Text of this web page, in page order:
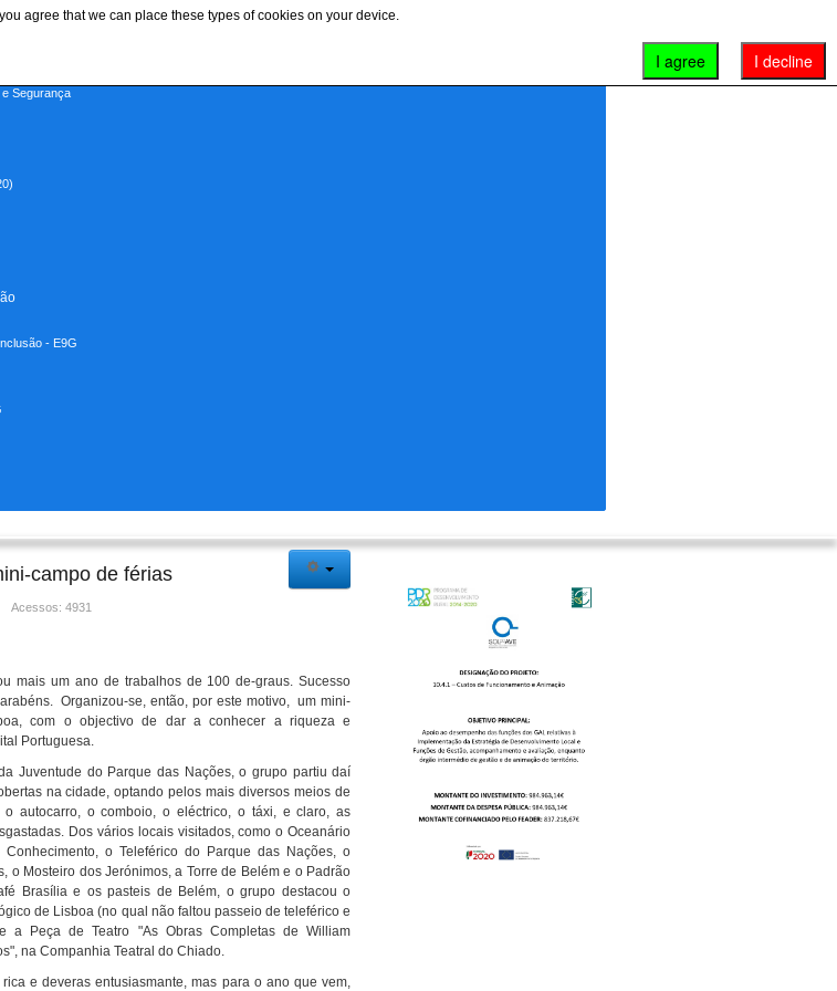
Segurança
- E9G
campo de férias
Acessos: 4931
mais um ano de trabalhos de 100 de-graus. Sucesso
Organizou-se, então, por este motivo, um mini-
com o objectivo de dar a conhecer a riqueza e
Portuguesa.
Juventude do Parque das Nações, o grupo partiu daí
na cidade, optando pelos mais diversos meios de
o autocarro, o comboio, o eléctrico, o táxi, e claro, as
Dos vários locais visitados, como o Oceanário
o Teleférico do Parque das Nações, o
o Mosteiro dos Jerónimos, a Torre de Belém e o Padrão
Brasília e os pasteis de Belém, o grupo destacou o
de Lisboa (no qual não faltou passeio de teleférico e
Peça de Teatro "As Obras Completas de William
na Companhia Teatral do Chiado.
e deveras entusiasmante, mas para o ano que vem,
agree that we can place these types of cookies on your device.
I decline
I agree